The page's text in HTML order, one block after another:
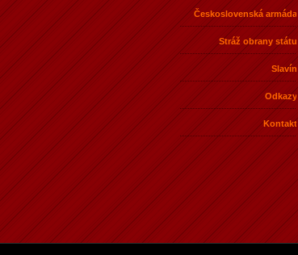
Československá armáda
Stráž obrany státu
Slavín
Odkazy
Kontakt